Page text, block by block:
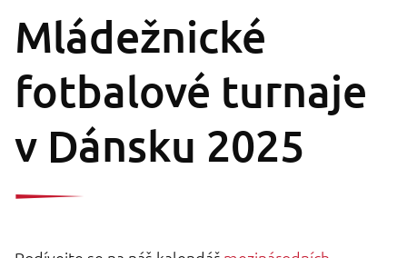
Mládežnické
fotbalové turnaje
v Dánsku 2025